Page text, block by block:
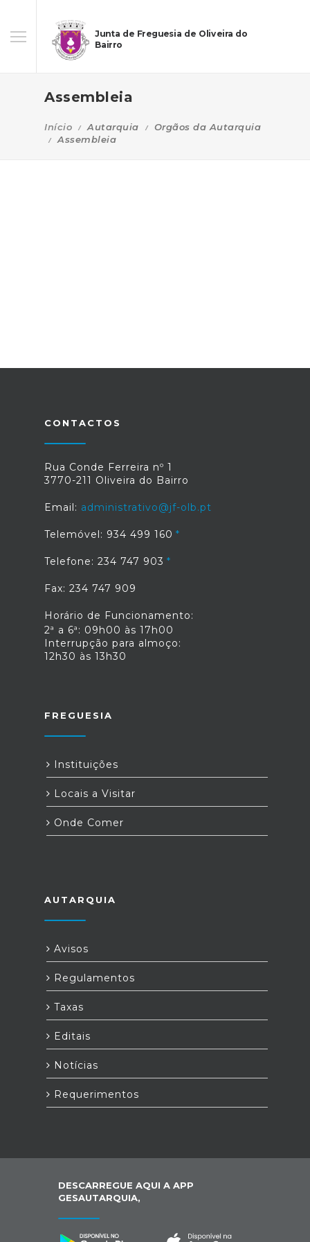
Junta de Freguesia de Oliveira do
Bairro
Assembleia
Início Autarquia
Orgãos da Autarquia
Assembleia
CONTACTOS
Rua Conde Ferreira nº 1
3770-211 Oliveira do Bairro
Email: administrativo@jf-olb.pt
Telemóvel: 934 499 160
Telefone: 234 747 903
Fax: 234 747 909
Horário de Funcionamento:
2ª a 6ª: 09h00 às 17h00
Interrupção para almoço:
12h30 às 13h30
FREGUESIA
Instituições
Locais a Visitar
Onde Comer
AUTARQUIA
Avisos
Regulamentos
Taxas
Editais
Notícias
Requerimentos
DESCARREGUE AQUI A APP
GESAUTARQUIA,